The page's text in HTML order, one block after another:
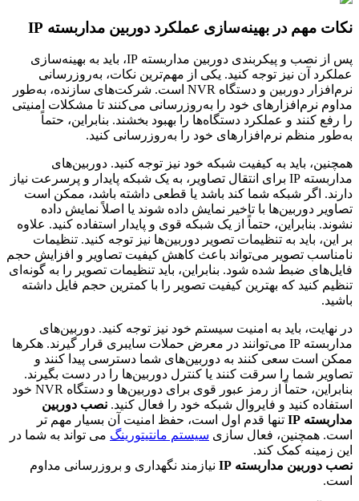
نکات مهم در بهینه‌سازی عملکرد دوربین مداربسته IP
پس از نصب و پیکربندی دوربین مداربسته IP، باید به بهینه‌سازی
عملکرد آن نیز توجه کنید. یکی از مهم‌ترین نکات، به‌روزرسانی
نرم‌افزار دوربین و دستگاه NVR است. شرکت‌های سازنده، به‌طور
مداوم نرم‌افزارهای خود را به‌روزرسانی می‌کنند تا مشکلات امنیتی
را رفع کنند و عملکرد دستگاه‌ها را بهبود بخشند. بنابراین، حتماً
به‌طور منظم نرم‌افزارهای خود را به‌روزرسانی کنید.
همچنین، باید به کیفیت شبکه خود نیز توجه کنید. دوربین‌های
مداربسته IP برای انتقال تصاویر، به یک شبکه پایدار و پرسرعت نیاز
دارند. اگر شبکه شما کند باشد یا قطعی داشته باشد، ممکن است
تصاویر دوربین‌ها با تاخیر نمایش داده شوند یا اصلاً نمایش داده
نشوند. بنابراین، حتماً از یک شبکه قوی و پایدار استفاده کنید. علاوه
بر این، باید به تنظیمات تصویر دوربین‌ها نیز توجه کنید. تنظیمات
نامناسب تصویر می‌تواند باعث کاهش کیفیت تصاویر و افزایش حجم
فایل‌های ضبط شده شود. بنابراین، باید تنظیمات تصویر را به گونه‌ای
تنظیم کنید که بهترین کیفیت تصویر را با کمترین حجم فایل داشته
باشید.
در نهایت، باید به امنیت سیستم خود نیز توجه کنید. دوربین‌های
مداربسته IP می‌توانند در معرض حملات سایبری قرار گیرند. هکرها
ممکن است سعی کنند به دوربین‌های شما دسترسی پیدا کنند و
تصاویر شما را سرقت کنند یا کنترل دوربین‌ها را در دست بگیرند.
بنابراین، حتماً از رمز عبور قوی برای دوربین‌ها و دستگاه NVR خود
استفاده کنید و فایروال شبکه خود را فعال کنید. نصب دوربین
مداربسته IP
تنها قدم اول است، حفظ امنیت آن بسیار مهم تر
است. همچنین، فعال سازی سیستم مانتیتورینگ می تواند به شما در
این زمینه کمک کند.
نصب دوربین مداربسته IP
نیازمند نگهداری و بروزرسانی مداوم
است.